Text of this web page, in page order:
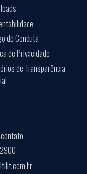
de Conduta
de Privacidade
de Transparência